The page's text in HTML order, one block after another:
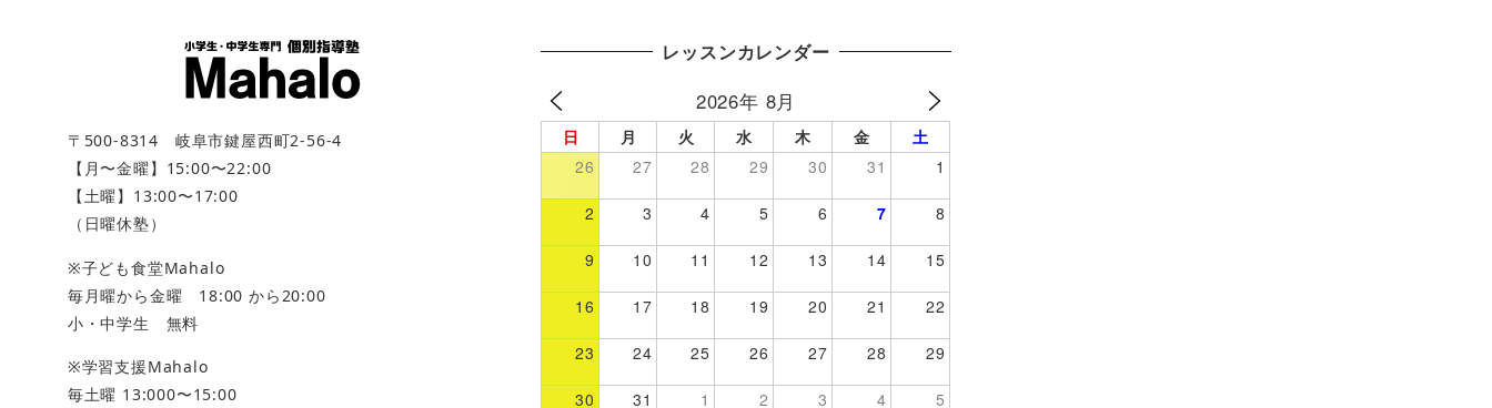
〒500-8314 岐阜市鍵屋西町2-56-4
【月〜金曜】15:00〜22:00
【土曜】13:00〜17:00
（日曜休塾）
※子ども食堂Mahalo
毎月曜から金曜 18:00 から20:00
小・中学生 無料
※学習支援Mahalo
毎土曜 13:000〜15:00
レッスンカレンダー
2026年 8月
日 月 火 水 木 金
土
26
27 28 29 30 31 1
2 3 4 5 6 7 8
9 10 11 12 13 14 15
16 17 18 19 20 21 22
23 24 25 26 27 28 29
30 31 1 2 3 4 5